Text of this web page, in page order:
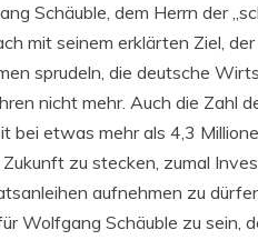
Schäuble, dem Herrn der
mit seinem erklärten Ziel,
sprudeln, die deutsche
nicht mehr. Auch die Zahl
bei etwas mehr als 4,3
zu stecken, zumal
aufnehmen zu
Wolfgang Schäuble zu sein,